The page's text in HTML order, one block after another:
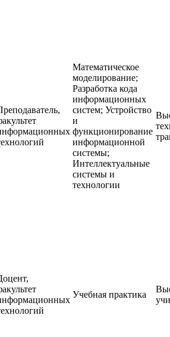
Математическое
моделирование;
Разработка кода
информационных
систем; Устройство
и
функционирование
информационной
системы;
Интеллектуальные
системы и
технологии
Учебная практика